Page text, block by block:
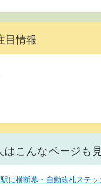
目情報
こんなページも
に横断幕・自動改札ステッ